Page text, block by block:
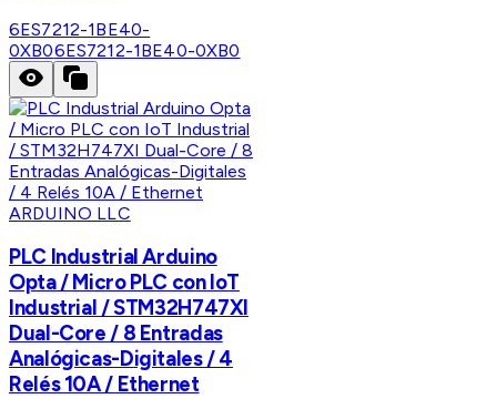
6ES7212-1BE40-
0XB06ES7212-1BE40-0XB0
ARDUINO LLC
PLC Industrial Arduino
Opta / Micro PLC con IoT
Industrial / STM32H747XI
Dual-Core / 8 Entradas
Analógicas-Digitales / 4
Relés 10A / Ethernet